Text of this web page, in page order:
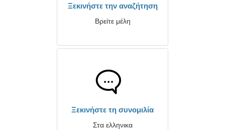
Ξεκινήστε την αναζήτηση
Βρείτε μέλη
Ξεκινήστε τη συνομιλία
Στα ελληνικα